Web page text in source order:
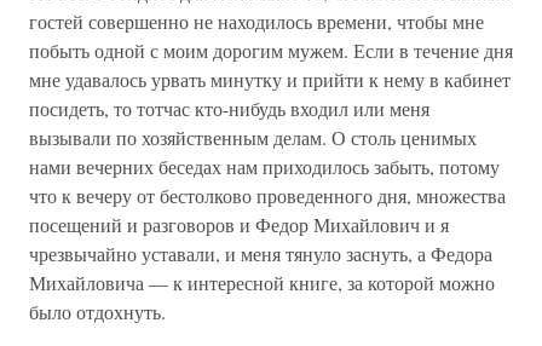
гостей совершенно не находилось времени, чтобы мне
побыть одной с моим дорогим мужем. Если в течение дня
мне удавалось урвать минутку и прийти к нему в кабинет
посидеть, то тотчас кто-нибудь входил или меня
вызывали по хозяйственным делам. О столь ценимых
нами вечерних беседах нам приходилось забыть, потому
что к вечеру от бестолково проведенного дня, множества
посещений и разговоров и Федор Михайлович и я
чрезвычайно уставали, и меня тянуло заснуть, а Федора
Михайловича — к интересной книге, за которой можно
было отдохнуть.